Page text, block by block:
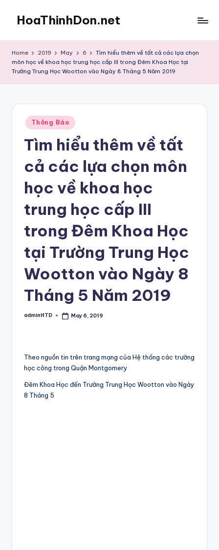
content
HoaThinhDon.net
in
Washington
Home 2019 May 6
Tìm hiểu thêm về tất cả các lựa chọn
môn học về khoa học trung học cấp III trong Đêm Khoa Học tại
Trường Trung Học Wootton vào Ngày 8 Tháng 5 Năm 2019
Posted
in
Thông Báo
Tìm hiểu thêm về tất
cả các lựa chọn môn
học về khoa học
trung học cấp III
trong Đêm Khoa Học
tại Trường Trung Học
Wootton vào Ngày 8
Tháng 5 Năm 2019
Posted
adminHTD May 6, 2019
Theo nguồn tin trên trang mạng của Hệ thống các trường
học công trong Quận Montgomery
Đêm Khoa Học đến Trường Trung Học Wootton vào Ngày
8 Tháng 5